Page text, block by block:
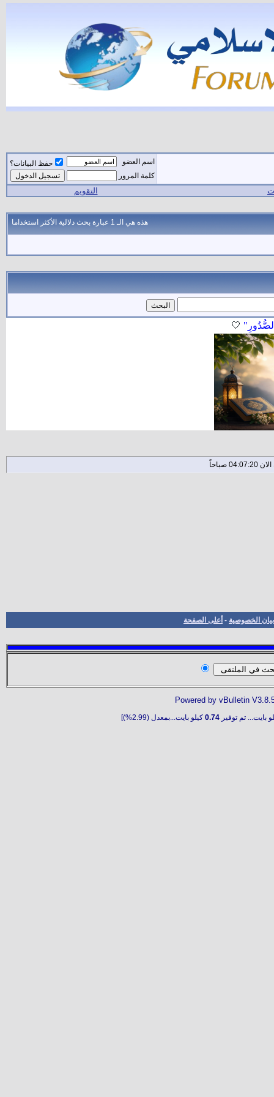
اسم العضو
حفظ البيانات؟
كلمة المرور
التقويم
هذه هي الـ 1 عبارة بحث دلالية الأكثر استخداما
🤍
بيان الخصوصية - أعلى الصفحة
Powered by vBulletin
بايت... تم توفير 0.74 كيلو بايت...بمعدل (2.99%)]